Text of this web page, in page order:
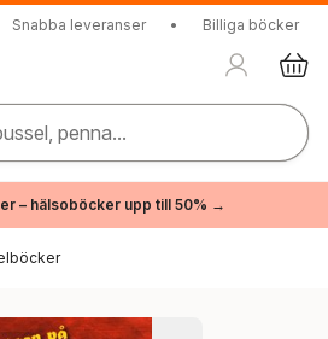
Snabba leveranser • Billiga böcker
penna...
– hälsoböcker upp till 50% →